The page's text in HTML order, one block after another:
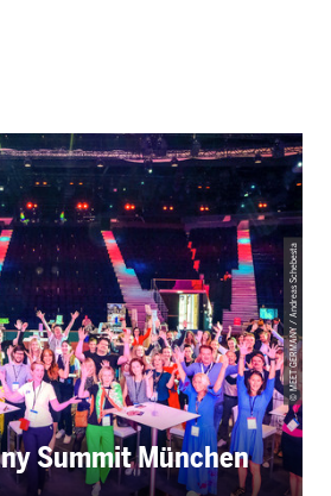
Summit München
© MEET GERMANY / Andreas Schebesta